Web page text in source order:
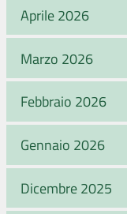
Aprile 2026
Marzo 2026
Febbraio 2026
Gennaio 2026
Dicembre 2025